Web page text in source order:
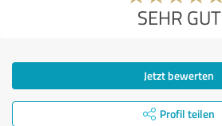
SEHR GUT
Jetzt bewerten
Profil teilen